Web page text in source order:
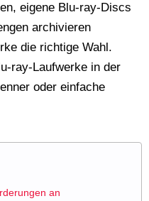
eigene Blu-ray-Discs
archivieren
die richtige Wahl.
ray-Laufwerke in der
oder einfache
an